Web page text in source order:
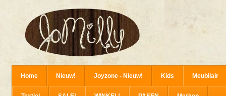
Home Nieuw! Joyzone - Nieuw! Kids Meubilair